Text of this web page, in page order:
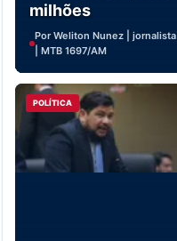
milhões
Por Weliton Nunez | jornalista
| MTB 1697/AM
POLÍTICA